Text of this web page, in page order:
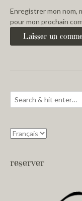
Enregistrer mon nom,
pour mon prochain
reserver